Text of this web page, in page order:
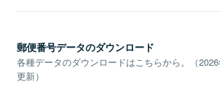
郵便番号データのダウンロード
各種データのダウンロードはこちらから。（
更新）